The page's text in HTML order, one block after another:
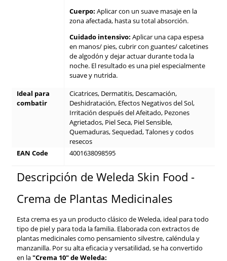
Cuerpo: Aplicar con un suave masaje en la
zona afectada, hasta su total absorción.
Cuidado intensivo: Aplicar una capa espesa
en manos/ pies, cubrir con guantes/ calcetines
de algodón y dejar actuar durante toda la
noche. El resultado es una piel especialmente
suave y nutrida.
Ideal para
combatir
Cicatrices, Dermatitis, Descamación,
Deshidratación, Efectos Negativos del Sol,
Irritación después del Afeitado, Pezones
Agrietados, Piel Seca, Piel Sensible,
Quemaduras, Sequedad, Talones y codos
resecos
EAN Code
4001638098595
Descripción de Weleda Skin Food -
Crema de Plantas Medicinales
Esta crema es ya un producto clásico de Weleda, ideal para todo
tipo de piel y para toda la familia. Elaborada con extractos de
plantas medicinales como pensamiento silvestre, caléndula y
manzanilla. Por su alta eficacia y versatilidad, se ha convertido
en la"Crema 10"de Weleda: